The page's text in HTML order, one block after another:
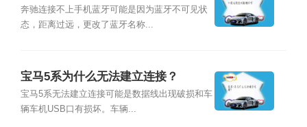
奔驰连接不上手机蓝牙可能是因为蓝牙不可见状
态，距离过远，更改了蓝牙名称...
宝马5系为什么无法建立连接？
宝马5系无法建立连接可能是数据线出现破损和车
辆车机USB口有损坏。车辆...